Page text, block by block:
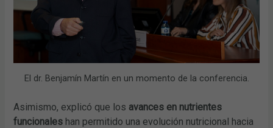
El dr. Benjamín Martín en un momento de la conferencia.
Asimismo, explicó que los avances en nutrientes
funcionales han permitido una evolución nutricional hacia